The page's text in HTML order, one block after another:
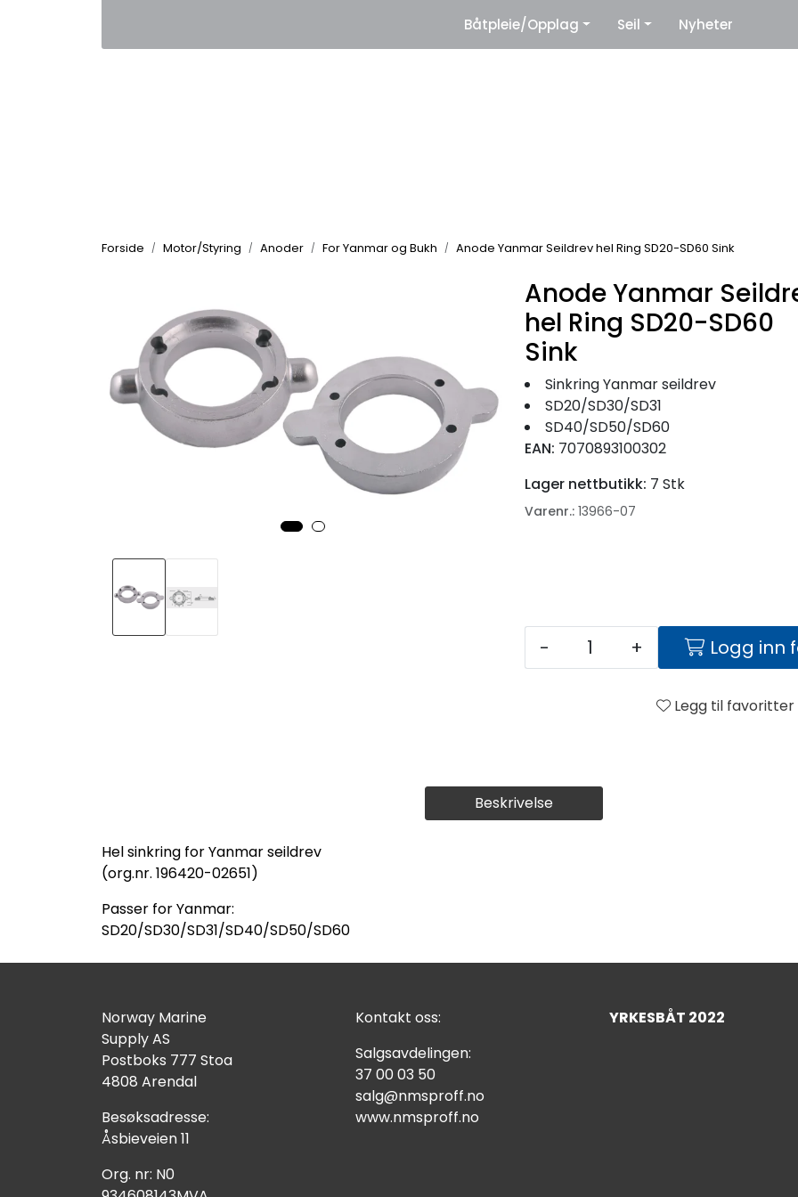
Leverandører
Båtpleie/Opplag Seil Nyheter
Forside Motor/Styring Anoder For Yanmar og Bukh Anode Yanmar Seildrev hel Ring SD20-SD60 Sink
Beskrivelse
Hel sinkring for Yanmar seildrev
(org.nr. 196420-02651)
Passer for Yanmar:
SD20/SD30/SD31/SD40/SD50/SD60
Anode Yanmar
hel Ring SD20-SD60
Sink
Sinkring Yanmar seildrev
​​​​​​​SD20/SD30/SD31
SD40/SD50/SD60
EAN: 7070893100302
Lager nettbutikk: 7 Stk
Varenr.: 13966-07
- + Logg inn
Legg til favoritter
Norway Marine
Supply AS
Postboks 777 Stoa
4808 Arendal
Besøksadresse:
Åsbieveien 11
Org. nr: N0
Kontakt oss:
Salgsavdelingen:
37 00 03 50
salg@nmsproff.no
www.nmsproff.no
YRKESBÅT 2022